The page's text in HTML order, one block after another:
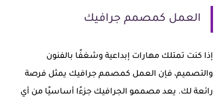
العمل كمصمم جرافيك
إذا كنت تمتلك مهارات إبداعية وشغفًا بالفنون
والتصميم، فإن العمل كمصمم جرافيك يمثل فرصة
رائعة لك. يعد مصممو الجرافيك جزءًا أساسيًا من أي